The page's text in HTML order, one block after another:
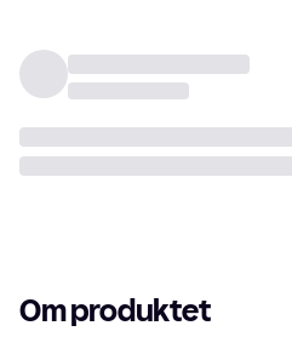
Om produktet